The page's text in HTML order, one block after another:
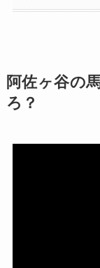
阿佐ヶ谷の
ろ？